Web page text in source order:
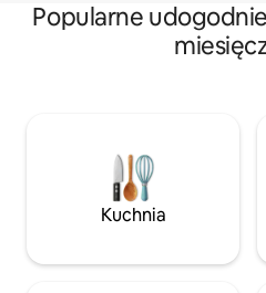
Popularne
Kuchnia